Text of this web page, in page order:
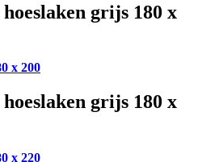
hoeslaken grijs 180 x
x 200
hoeslaken grijs 180 x
x 220